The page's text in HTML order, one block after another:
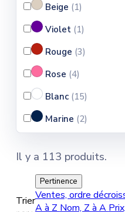
Beige (1)
Violet (1)
Rouge (3)
Rose (4)
Blanc (15)
Marine (2)
Vert(1 )
Jaune(2)
Rose clair(2)
Il y a 113 produits.
Trier
Pertinence
Ventes, ordre
A à Z Nom, Z à A